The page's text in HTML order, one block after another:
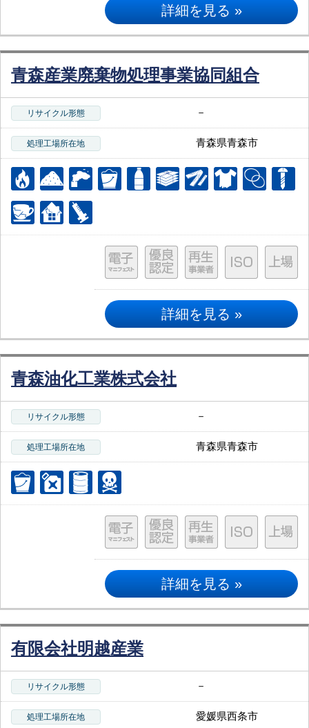
詳細を見る »
青森産業廃棄物処理事業協同組合
リサイクル形態 －
処理工場所在地 青森県青森市
詳細を見る »
青森油化工業株式会社
リサイクル形態 －
処理工場所在地 青森県青森市
詳細を見る »
有限会社明越産業
リサイクル形態 －
処理工場所在地 愛媛県西条市